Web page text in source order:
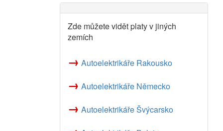
Zde můžete vidět platy v jiných
zemích
→ Autoelektrikáře Rakousko
→ Autoelektrikáře Německo
→ Autoelektrikáře Švýcarsko